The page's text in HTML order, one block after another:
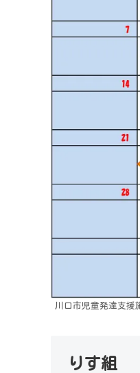
川口市児童発達支援
りす組